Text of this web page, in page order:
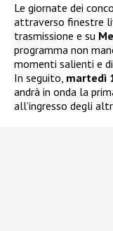
Le giornate dei
attraverso finestre
trasmissione e su
programma non
momenti salienti e
In seguito, martedì
andrà in onda la
all’ingresso degli